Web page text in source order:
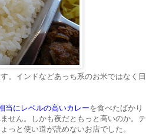
。インドなどあっち系のお米ではなく日
当にレベルの高いカレーを食べたばかり
せん。しかも夜だともっと高いのか。テ
っと使い道が読めないお店でした。